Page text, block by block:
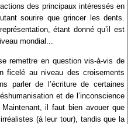
des principaux intéressés en
sourire que grincer les dents.
étant donné qu’il est
mondial...
remettre en question vis-à-vis de
ficelé au niveau des croisements
parler de l’écriture de certaines
et de l’inconscience
il faut bien avouer que
(à leur tour), tandis que la